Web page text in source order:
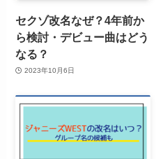
セクゾ改名なぜ？4年前か
ら検討・デビュー曲はどう
なる？
2023年10月6日